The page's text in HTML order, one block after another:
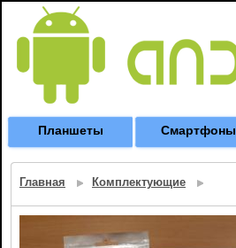
Планшеты Смартфоны
Главная Комплектующие